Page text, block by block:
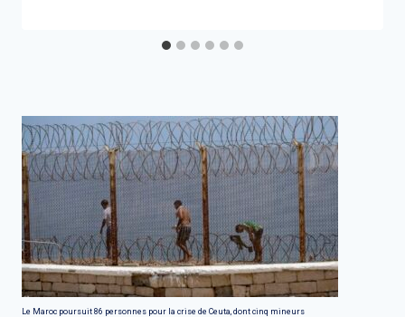
Le Maroc poursuit 86 personnes pour la crise de Ceuta, dont cinq mineurs